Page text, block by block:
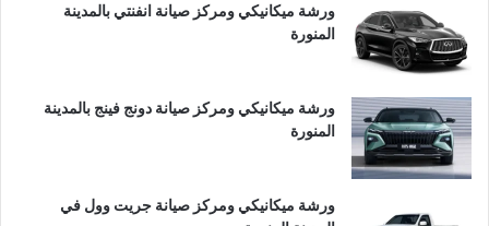
ورشة ميكانيكي ومركز صيانة انفنتي بالمدينة
المنورة
ورشة ميكانيكي ومركز صيانة دونج فينج بالمدينة
المنورة
ورشة ميكانيكي ومركز صيانة جريت وول في